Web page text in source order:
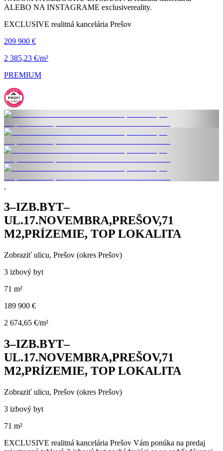
ALEBO NA INSTAGRAME exclusivereality.
EXCLUSIVE realitná kancelária Prešov
209 900 €
2 385,23 €/m²
PREMIUM
3–IZB.BYT–
UL.17.NOVEMBRA,PREŠOV,71
M2,PRÍZEMIE, TOP LOKALITA
Zobraziť ulicu, Prešov (okres Prešov)
3 izbový byt
71 m²
189 900 €
2 674,65 €/m²
3–IZB.BYT–
UL.17.NOVEMBRA,PREŠOV,71
M2,PRÍZEMIE, TOP LOKALITA
Zobraziť ulicu, Prešov (okres Prešov)
3 izbový byt
71 m²
EXCLUSIVE realitná kancelária Prešov Vám ponúka na predaj